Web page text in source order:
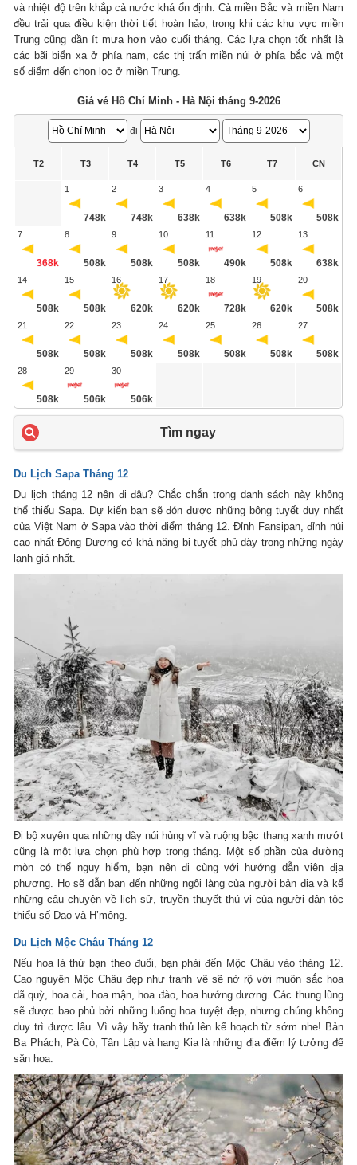
và nhiệt độ trên khắp cả nước khá ổn định. Cả miền Bắc và miền Nam
đều trải qua điều kiện thời tiết hoàn hảo, trong khi các khu vực miền
Trung cũng dần ít mưa hơn vào cuối tháng. Các lựa chọn tốt nhất là
các bãi biển xa ở phía nam, các thị trấn miền núi ở phía bắc và một
số điểm đến chọn lọc ở miền Trung.
Giá vé Hồ Chí Minh - Hà Nội tháng 9-2026
đi
T2 T3 T4 T5 T6 T7 CN
1
748k
2
748k
3
638k
4
638k
5
508k
6
508k
7
368k
8
508k
9
508k
10
508k
11
490k
12
508k
13
638k
14
508k
15
508k
16
620k
17
620k
18
728k
19
620k
20
508k
21
508k
22
508k
23
508k
24
508k
25
508k
26
508k
27
508k
28
508k
29
506k
30
506k
Tìm ngay
Du Lịch Sapa Tháng 12
Du lịch tháng 12 nên đi đâu? Chắc chắn trong danh sách này không
thể thiếu Sapa. Dự kiến bạn sẽ đón được những bông tuyết duy nhất
của Việt Nam ở Sapa vào thời điểm tháng 12. Đỉnh Fansipan, đỉnh núi
cao nhất Đông Dương có khả năng bị tuyết phủ dày trong những ngày
lạnh giá nhất.
Đi bộ xuyên qua những dãy núi hùng vĩ và ruộng bậc thang xanh mướt
cũng là một lựa chọn phù hợp trong tháng. Một số phần của đường
mòn có thể nguy hiểm, bạn nên đi cùng với hướng dẫn viên địa
phương. Họ sẽ dẫn bạn đến những ngôi làng của người bản địa và kể
những câu chuyện về lịch sử, truyền thuyết thú vị của người dân tộc
thiểu số Dao và H’mông.
Du Lịch Mộc Châu Tháng 12
Nếu hoa là thứ bạn theo đuổi, bạn phải đến Mộc Châu vào tháng 12.
Cao nguyên Mộc Châu đẹp như tranh vẽ sẽ nở rộ với muôn sắc hoa
dã quỳ, hoa cải, hoa mận, hoa đào, hoa hướng dương. Các thung lũng
sẽ được bao phủ bởi những luống hoa tuyệt đẹp, nhưng chúng không
duy trì được lâu. Vì vậy hãy tranh thủ lên kế hoạch từ sớm nhe! Bản
Ba Phách, Pà Cò, Tân Lập và hang Kia là những địa điểm lý tưởng để
săn hoa.